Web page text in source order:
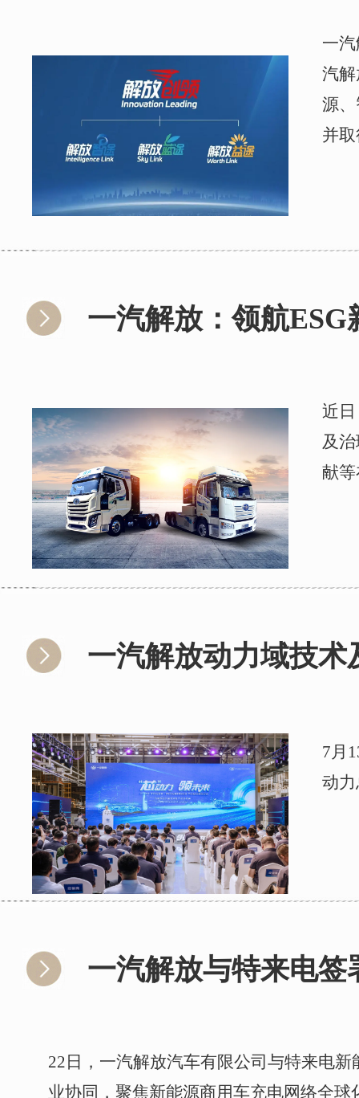
一
汽
源、
并
一汽解放：领航
近
及
献
一汽解放动力域技术
7月
动
一汽解放与特来电
22日，一汽解放汽车有限公司与特来电
业协同，聚焦新能源商用车充电网络全球